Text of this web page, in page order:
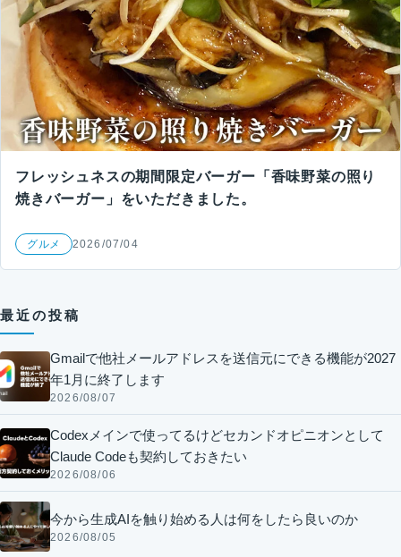
フレッシュネスの期間限定バーガー「香味野菜の照り
焼きバーガー」をいただきました。
グルメ 2026/07/04
最近の投稿
Gmailで他社メールアドレスを送信元にできる機能が2027
年1月に終了します
2026/08/07
Codexメインで使ってるけどセカンドオピニオンとして
Claude Codeも契約しておきたい
2026/08/06
今から生成AIを触り始める人は何をしたら良いのか
2026/08/05